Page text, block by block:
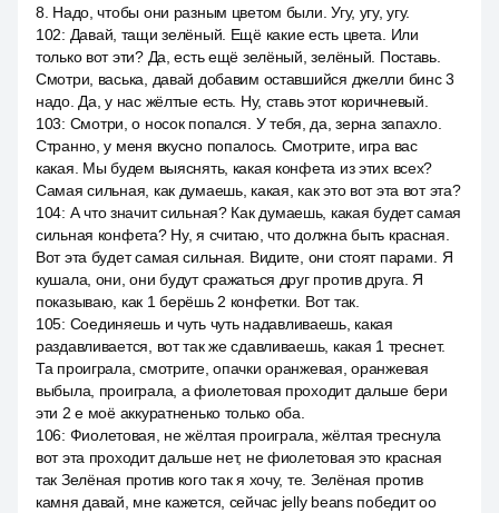
8. Надо, чтобы они разным цветом были. Угу, угу, угу.
102: Давай, тащи зелёный. Ещё какие есть цвета. Или
только вот эти? Да, есть ещё зелёный, зелёный. Поставь.
Смотри, васька, давай добавим оставшийся джелли бинс 3
надо. Да, у нас жёлтые есть. Ну, ставь этот коричневый.
103: Смотри, о носок попался. У тебя, да, зерна запахло.
Странно, у меня вкусно попалось. Смотрите, игра вас
какая. Мы будем выяснять, какая конфета из этих всех?
Самая сильная, как думаешь, какая, как это вот эта вот эта?
104: А что значит сильная? Как думаешь, какая будет самая
сильная конфета? Ну, я считаю, что должна быть красная.
Вот эта будет самая сильная. Видите, они стоят парами. Я
кушала, они, они будут сражаться друг против друга. Я
показываю, как 1 берёшь 2 конфетки. Вот так.
105: Соединяешь и чуть чуть надавливаешь, какая
раздавливается, вот так же сдавливаешь, какая 1 треснет.
Та проиграла, смотрите, опачки оранжевая, оранжевая
выбыла, проиграла, а фиолетовая проходит дальше бери
эти 2 е моё аккуратненько только оба.
106: Фиолетовая, не жёлтая проиграла, жёлтая треснула
вот эта проходит дальше нет, не фиолетовая это красная
так Зелёная против кого так я хочу, те. Зелёная против
камня давай, мне кажется, сейчас jelly beans победит оо